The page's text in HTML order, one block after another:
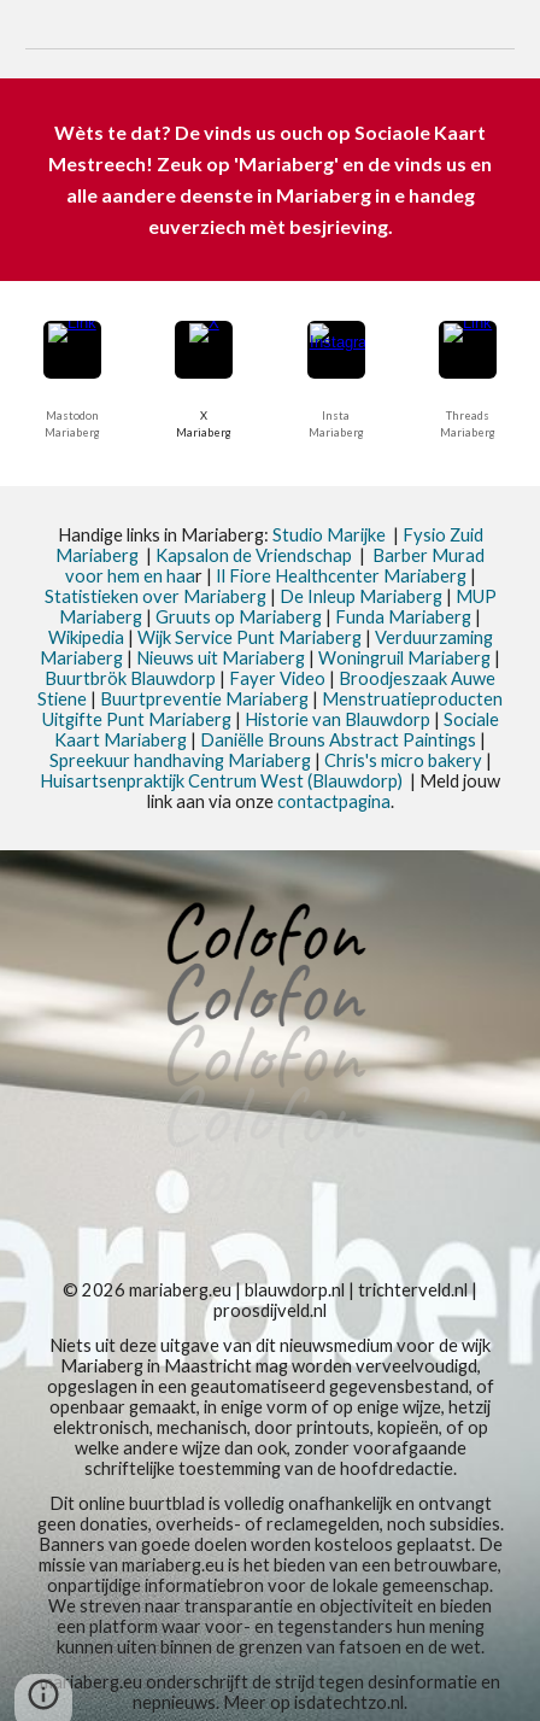
Wèts te dat? De vinds us ouch op Sociaole Kaart
Mestreech! Zeuk op 'Mariaberg' en de vinds us en
alle aandere deenste in Mariaberg in e handeg
euverziech mèt besjrieving.
Mastodon
Mariaberg
X
Mariaberg
Insta
Mariaberg
Threads
Mariaberg
Handige links in Mariaberg: Studio Marijke | Fysio Zuid
Mariaberg | Kapsalon de Vriendschap | Barber Murad
voor hem en haar | Il Fiore Healthcenter Mariaberg|
Statistieken over Mariaberg| De Inleup Mariaberg| MUP
Mariaberg | Gruuts op Mariaberg | Funda Mariaberg |
Wikipedia | Wijk Service PuntMariaberg| Verduurzaming
Mariaberg | Nieuws uit Mariaberg | Woningruil Mariaberg |
Buurtbrök Blauwdorp | Fayer Video | Broodjeszaak Auwe
Stiene | Buurtpreventie Mariaberg | Menstruatieproducten
Uitgifte Punt Mariaberg| Historie van Blauwdorp | Sociale
Kaart Mariaberg | Daniëlle Brouns Abstract Paintings |
Spreekuur handhaving Mariaberg| Chris's micro bakery|
Huisartsenpraktijk Centrum West (Blauwdorp) | Meld jouw
link aan via onzecontactpagina.
© 2026 mariaberg.eu|blauwdorp.nl | trichterveld.nl|
proosdijveld.nl
Niets uit deze uitgave van dit nieuwsmedium voor de wijk
Mariaberg in Maastricht mag worden verveelvoudigd,
opgeslagen in een geautomatiseerd gegevensbestand, of
openbaar gemaakt, in enige vorm of op enige wijze, hetzij
elektronisch, mechanisch, door printouts, kopieën, of op
welke andere wijze dan ook, zonder voorafgaande
schriftelijke toestemming van de hoofdredactie.
Dit online buurtblad is volledig onafhankelijk en ontvangt
geen donaties, overheids- of reclamegelden, noch subsidies.
Banners van goede doelen worden kosteloos geplaatst. De
missie van mariaberg.eu is het bieden van een betrouwbare,
onpartijdige informatiebron voor de lokale gemeenschap.
We streven naar transparantie en objectiviteit en bieden
een platform waar voor- en tegenstanders hun mening
kunnen uiten binnen de grenzen van fatsoen en de wet.
mariaberg.euonderschrijft de strijd tegen desinformatie en
nepnieuws. Meer opisdatechtzo.nl.